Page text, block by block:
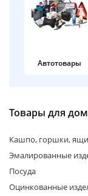
Автотовары
Товары для
Кашпо, горшки,
Эмалированные
Посуда
Оцинкованные